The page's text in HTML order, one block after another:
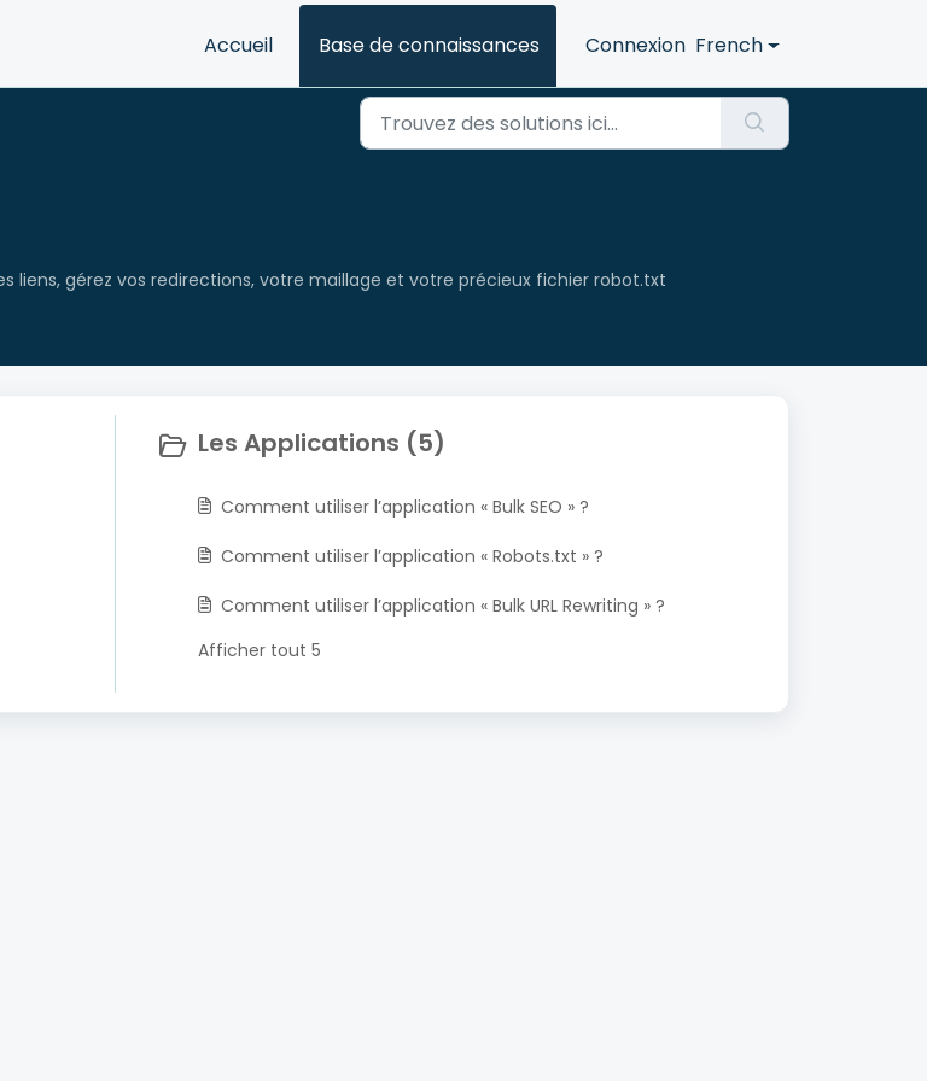
Accueil
Base de connaissances Connexion French
liens, gérez vos redirections, votre maillage et votre précieux fichier robot.txt
Les Applications (5)
Comment utiliser l’application « Bulk SEO » ?
Comment utiliser l’application « Robots.txt » ?
Comment utiliser l’application « Bulk URL Rewriting » ?
Afficher tout 5